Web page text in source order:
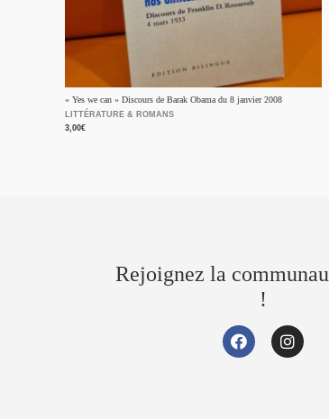
« Yes we can » Discours de Barak Obama du 8 janvier 2008
LITTÉRATURE & ROMANS
3,00€
Rejoignez la
!